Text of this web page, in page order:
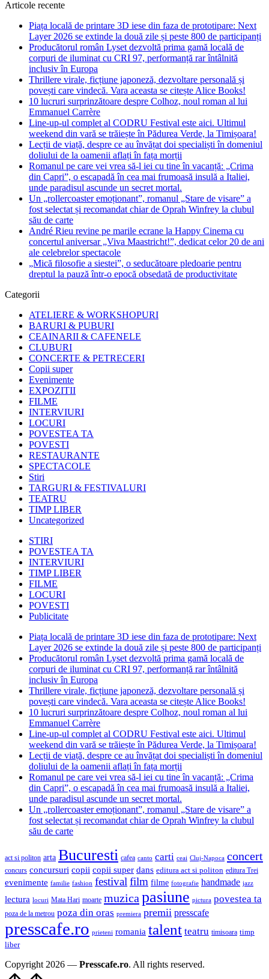
Articole recente
Piața locală de printare 3D iese din faza de prototipare: Next
Layer 2026 se extinde la două zile și peste 800 de participanți
Producătorul român Lyset dezvoltă prima gamă locală de
corpuri de iluminat cu CRI 97, performanță rar întâlnită
inclusiv în Europa
Thrillere virale, ficțiune japoneză, dezvoltare personală și
povești care vindecă. Vara aceasta se citește Alice Books!
10 lucruri surprinzătoare despre Colhoz, noul roman al lui
Emmanuel Carrère
Line-up-ul complet al CODRU Festival este aici. Ultimul
weekend din vară se trăiește în Pădurea Verde, la Timișoara!
Lecții de viață, despre ce au învățat doi specialiști în domeniul
doliului de la oamenii aflați în fața morții
Romanul pe care vei vrea să-l iei cu tine în vacanță: „Crima
din Capri”, o escapadă în cea mai frumoasă insulă a Italiei,
unde paradisul ascunde un secret mortal.
Un „rollercoaster emoționant”, romanul „Stare de visare” a
fost selectat și recomandat chiar de Oprah Winfrey la clubul
său de carte
André Rieu revine pe marile ecrane la Happy Cinema cu
concertul aniversar „Viva Maastricht!”, dedicat celor 20 de ani
ale celebrelor spectacole
„Mică filosofie a siestei”, o seducătoare pledoarie pentru
dreptul la pauză într-o epocă obsedată de productivitate
Categorii
ATELIERE & WORKSHOPURI
BARURI & PUBURI
CEAINARII & CAFENELE
CLUBURI
CONCERTE & PETRECERI
Copii super
Evenimente
EXPOZITII
FILME
INTERVIURI
LOCURI
POVESTEA TA
POVESTI
RESTAURANTE
SPECTACOLE
Stiri
TARGURI & FESTIVALURI
TEATRU
TIMP LIBER
Uncategorized
STIRI
POVESTEA TA
INTERVIURI
TIMP LIBER
FILME
LOCURI
POVESTI
Publicitate
Piața locală de printare 3D iese din faza de prototipare: Next
Layer 2026 se extinde la două zile și peste 800 de participanți
Producătorul român Lyset dezvoltă prima gamă locală de
corpuri de iluminat cu CRI 97, performanță rar întâlnită
inclusiv în Europa
Thrillere virale, ficțiune japoneză, dezvoltare personală și
povești care vindecă. Vara aceasta se citește Alice Books!
10 lucruri surprinzătoare despre Colhoz, noul roman al lui
Emmanuel Carrère
Line-up-ul complet al CODRU Festival este aici. Ultimul
weekend din vară se trăiește în Pădurea Verde, la Timișoara!
Lecții de viață, despre ce au învățat doi specialiști în domeniul
doliului de la oamenii aflați în fața morții
Romanul pe care vei vrea să-l iei cu tine în vacanță: „Crima
din Capri”, o escapadă în cea mai frumoasă insulă a Italiei,
unde paradisul ascunde un secret mortal.
Un „rollercoaster emoționant”, romanul „Stare de visare” a
fost selectat și recomandat chiar de Oprah Winfrey la clubul
său de carte
act si politon arta Bucuresti cafea canto carti ceai Cluj-Napoca concert
concurs concursuri copii copii super dans editura act si politon editura Trei
evenimente familie fashion festival film filme fotografie handmade jazz
lectura locuri Mata Hari moarte muzica pasiune pictura povestea ta
poza de la metrou poza din oras premiera premii presscafe
presscafe.ro prieteni romania talent teatru timisoara timp
liber
Copyright 2026 — Presscafe.ro. All rights reserved.